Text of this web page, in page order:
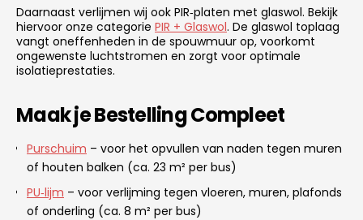
Daarnaast verlijmen wij ook PIR‑platen met glaswol. Bekijk
hiervoor onze categorie PIR + Glaswol. De glaswol toplaag
vangt oneffenheden in de spouwmuur op, voorkomt
ongewenste luchtstromen en zorgt voor optimale
isolatieprestaties.
Maak je Bestelling Compleet
Purschuim – voor het opvullen van naden tegen muren
of houten balken (ca. 23 m² per bus)
PU‑lijm – voor verlijming tegen vloeren, muren, plafonds
of onderling (ca. 8 m² per bus)